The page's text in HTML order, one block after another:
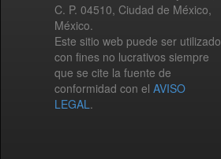
C. P. 04510, Ciudad de México,
México.
Este sitio web puede ser utilizado
con fines no lucrativos siempre
que se cite la fuente de
conformidad con el AVISO
LEGAL.